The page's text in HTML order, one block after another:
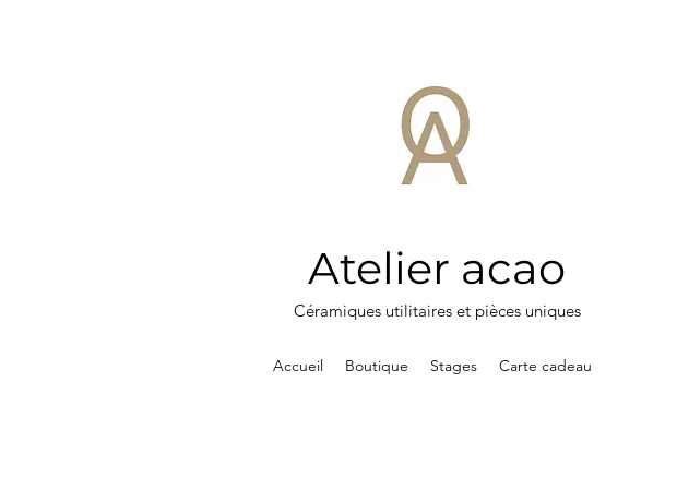
Atelier acao
Céramiques utilitaires et pièces uniques
Accueil Boutique Stages Carte cadeau